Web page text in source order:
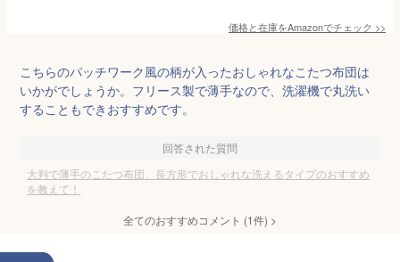
価格と在庫をAmazonでチェック >>
こちらのパッチワーク風の柄が入ったおしゃれなこたつ布団は
いかがでしょうか。フリース製で薄手なので、洗濯機で丸洗い
することもできおすすめです。
回答された質問
大判で薄手のこたつ布団、長方形でおしゃれな洗えるタイプのおすすめ
を教えて！
全てのおすすめコメント (1件) >